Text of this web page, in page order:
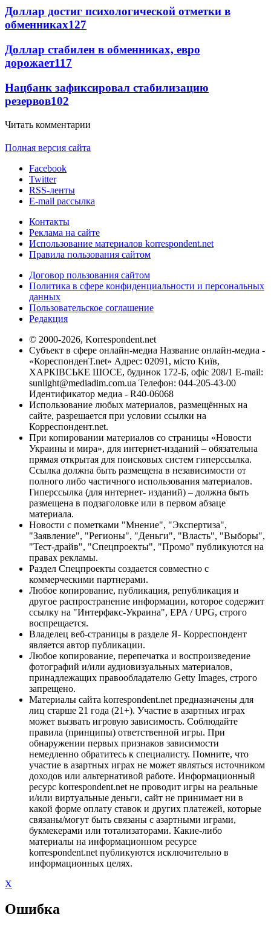
Доллар достиг психологической отметки в
обменниках127
Доллар стабилен в обменниках, евро
дорожает117
Нацбанк зафиксировал стабилизацию
резервов102
Читать комментарии
Полная версия сайта
Facebook
Twitter
RSS-ленты
E-mail рассылка
Контакты
Реклама на сайте
Использование материалов korrespondent.net
Правила пользования сайтом
Договор пользования сайтом
Политика в сфере конфиденциальности и персональных
данных
Пользовательское соглашение
Редакция
© 2000-2026, Korrespondent.net
Субъект в сфере онлайн-медиа Название онлайн-медиа -
«КореспонденТ.net» Адрес: 02091, місто Київ,
ХАРКІВСЬКЕ ШОСЕ, будинок 172-Б, офіс 208/1 E-mail:
sunlight@mediadim.com.ua Телефон: 044-205-43-00
Идентификатор медиа - R40-06068
Использование любых материалов, размещённых на
сайте, разрешается при условии ссылки на
Корреспондент.net.
При копировании материалов со страницы «Новости
Украины и мира», для интернет-изданий – обязательна
прямая открытая для поисковых систем гиперссылка.
Ссылка должна быть размещена в независимости от
полного либо частичного использования материалов.
Гиперссылка (для интернет- изданий) – должна быть
размещена в подзаголовке или в первом абзаце
материала.
Новости с пометками "Мнение", "Экспертиза",
"Заявление", "Регионы", "Деньги", "Власть", "Выборы",
"Тест-драйв", "Спецпроекты", "Промо" публикуются на
правах рекламы.
Раздел Спецпроекты создается совместно с
коммерческими партнерами.
Любое копирование, публикация, републикация и
другое распространение информации, которое содержит
ссылку на "Интерфакс-Украина", EPA / UPG, строго
воспрещается.
Владелец веб-страницы в разделе Я- Корреспондент
является автор публикации.
Любое копирование, перепечатка и воспроизведение
фотографий и/или аудиовизуальных материалов,
принадлежащих правообладателю Getty Images, строго
запрещено.
Материалы сайта korrespondent.net предназначены для
лиц старше 21 года (21+). Участие в азартных играх
может вызвать игровую зависимость. Соблюдайте
правила (принципы) ответственной игры. При
обнаружении первых признаков зависимости
немедленно обратитесь к специалисту. Помните, что
участие в азартных играх не может являться источником
доходов или альтернативой работе. Информационный
ресурс korrespondent.net не проводит игры на реальные
и/или виртуальные деньги, сайт не принимает ни в
какой форме оплату ставок и других платежей, которые
связаны/могут быть связаны с азартными играми,
букмекерами или тотализаторами. Какие-либо
материалы на информационном ресурсе
korrespondent.net публикуются исключительно в
информационных целях.
X
Ошибка